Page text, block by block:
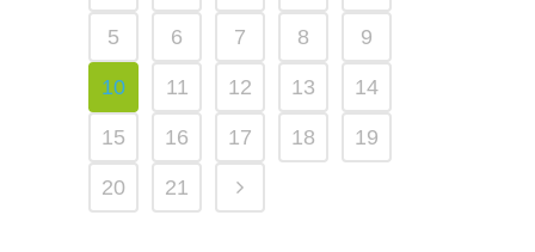
5 6 7 8 9
10 11 12 13 14
15 16 17 18 19
20 21